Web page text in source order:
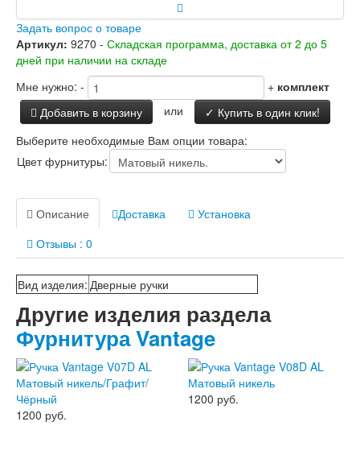
Лабиринт Имперо
Лабиринт Инфинити
Лабиринт Иссида
Лабиринт Карбон
Лабиринт Кармина
Лабиринт Классик Антик медный
Лабиринт Классик Шагрень
Лабиринт Кредор
Лабиринт Лаб Про
Лабиринт Лайн Вайт
Лабиринт Леолаб
Лабиринт Лофт
Лабиринт Мегаполис
Лабиринт Пиано
Лабиринт Пиано Смарт 2.0
Лабиринт Платинум
Лабиринт Полярис лайт
Лабиринт Роял
Лабиринт Сильвер
Лабиринт Сияна
Лабиринт Скайлаб
Задать вопрос о товаре
Артикул: 9270 - Складская программа, доставка от 2 до 5
дней при наличии на складе
Мне нужно: - + комплект
Добавить в корзину
или
✓ Купить в один клик!
Выберите необходимые Вам опции товара:
Цвет фурнитуры:
Описание Доставка
Установка
Отзывы : 0
Вид изделия: Дверные ручки
Другие изделия раздела
Фурнитура Vantage
1200 руб.
1200 руб.